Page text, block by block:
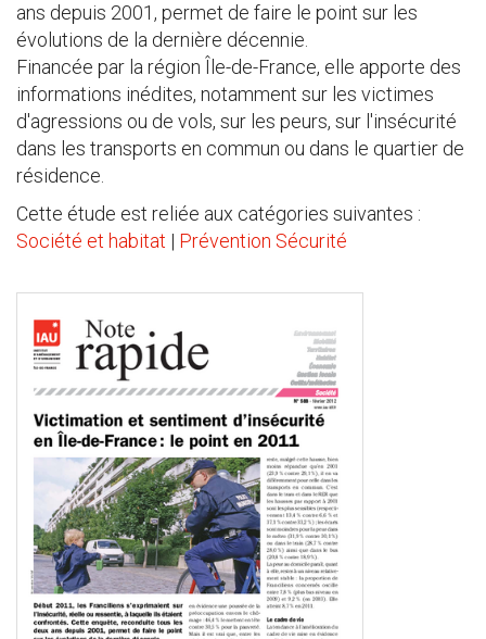
ans depuis 2001, permet de faire le point sur les
évolutions de la dernière décennie.
Financée par la région Île-de-France, elle apporte des
informations inédites, notamment sur les victimes
d'agressions ou de vols, sur les peurs, sur l'insécurité
dans les transports en commun ou dans le quartier de
résidence.
Cette étude est reliée aux catégories suivantes :
Société et habitat | Prévention Sécurité